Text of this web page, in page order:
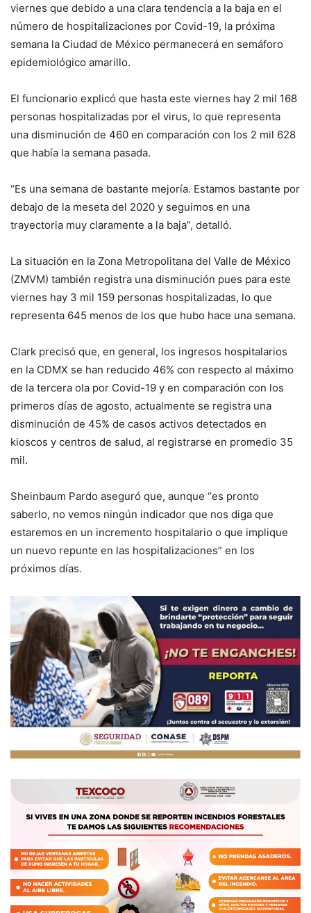
viernes que debido a una clara tendencia a la baja en el
número de hospitalizaciones por Covid-19, la próxima
semana la Ciudad de México permanecerá en semáforo
epidemiológico amarillo.
El funcionario explicó que hasta este viernes hay 2 mil 168
personas hospitalizadas por el virus, lo que representa
una disminución de 460 en comparación con los 2 mil 628
que había la semana pasada.
“Es una semana de bastante mejoría. Estamos bastante por
debajo de la meseta del 2020 y seguimos en una
trayectoria muy claramente a la baja”, detalló.
La situación en la Zona Metropolitana del Valle de México
(ZMVM) también registra una disminución pues para este
viernes hay 3 mil 159 personas hospitalizadas, lo que
representa 645 menos de los que hubo hace una semana.
Clark precisó que, en general, los ingresos hospitalarios
en la CDMX se han reducido 46% con respecto al máximo
de la tercera ola por Covid-19 y en comparación con los
primeros días de agosto, actualmente se registra una
disminución de 45% de casos activos detectados en
kioscos y centros de salud, al registrarse en promedio 35
mil.
Sheinbaum Pardo aseguró que, aunque “es pronto
saberlo, no vemos ningún indicador que nos diga que
estaremos en un incremento hospitalario o que implique
un nuevo repunte en las hospitalizaciones” en los
próximos días.